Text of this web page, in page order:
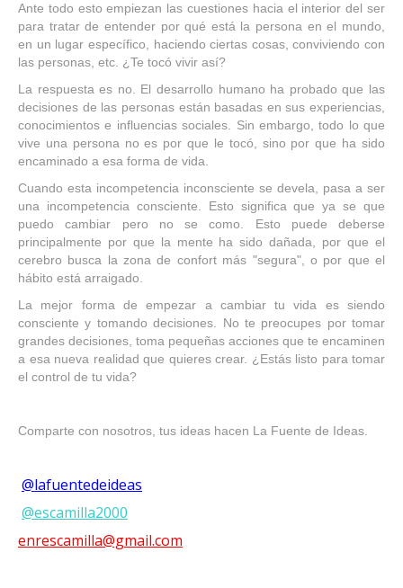
Ante todo esto empiezan las cuestiones hacia el interior del ser
para tratar de entender por qué está la persona en el mundo,
en un lugar específico, haciendo ciertas cosas, conviviendo con
las personas, etc. ¿Te tocó vivir así?
La respuesta es no. El desarrollo humano ha probado que las
decisiones de las personas están basadas en sus experiencias,
conocimientos e influencias sociales. Sin embargo, todo lo que
vive una persona no es por que le tocó, sino por que ha sido
encaminado a esa forma de vida.
Cuando esta incompetencia inconsciente se devela, pasa a ser
una incompetencia consciente. Esto significa que ya se que
puedo cambiar pero no se como. Esto puede deberse
principalmente por que la mente ha sido dañada, por que el
cerebro busca la zona de confort más "segura", o por que el
hábito está arraigado.
La mejor forma de empezar a cambiar tu vida es siendo
consciente y tomando decisiones. No te preocupes por tomar
grandes decisiones, toma pequeñas acciones que te encaminen
a esa nueva realidad que quieres crear. ¿Estás listo para tomar
el control de tu vida?
Comparte con nosotros, tus ideas hacen La Fuente de Ideas.
@lafuentedeideas
@escamilla2000
enrescamilla@gmail.com